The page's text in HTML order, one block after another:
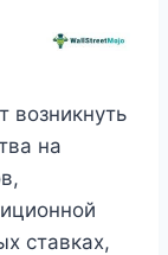
возникнуть
на
ставках,